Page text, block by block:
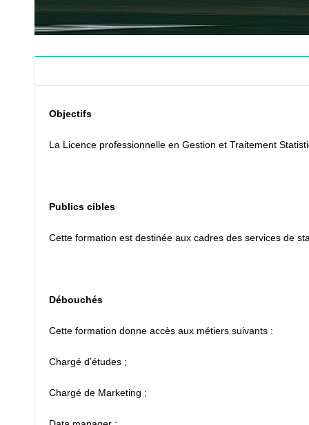
Objectifs
La Licence professionnelle en Gestion et Traitement
Publics cibles
Cette formation est destinée aux cadres des services de
Débouchés
Cette formation donne accès aux métiers suivants :
Chargé d’études ;
Chargé de Marketing ;